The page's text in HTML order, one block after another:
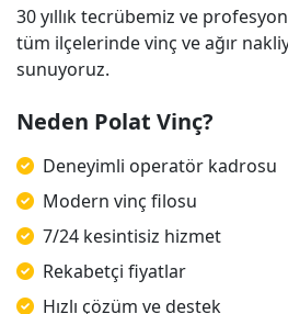
30 yıllık tecrübemiz ve
tüm ilçelerinde vinç ve ağır
sunuyoruz.
Neden Polat Vinç?
Deneyimli operatör kadrosu
Modern vinç filosu
7/24 kesintisiz hizmet
Rekabetçi fiyatlar
Hızlı çözüm ve destek